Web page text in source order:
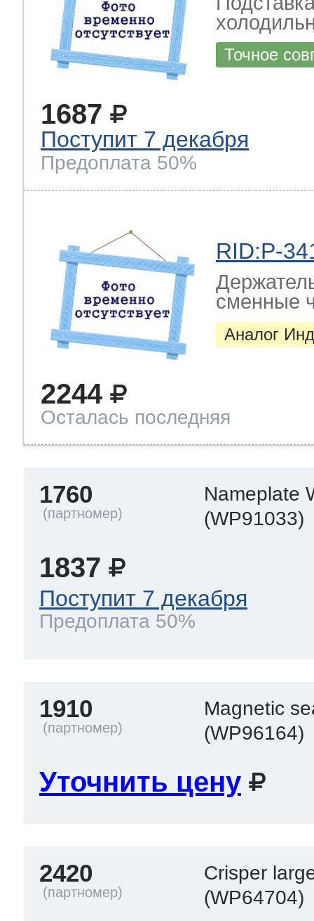
Точное
1687
Поступит 7 декабря
Предоплата 50%
RID:P-
сменные
Аналог
2244
Осталась последняя
1760
Nameplate
(WP91033)
1837
Поступит 7 декабря
Предоплата 50%
1910
Magnetic
(WP96164)
Уточнить цену
2420
Crisper
(WP64704)